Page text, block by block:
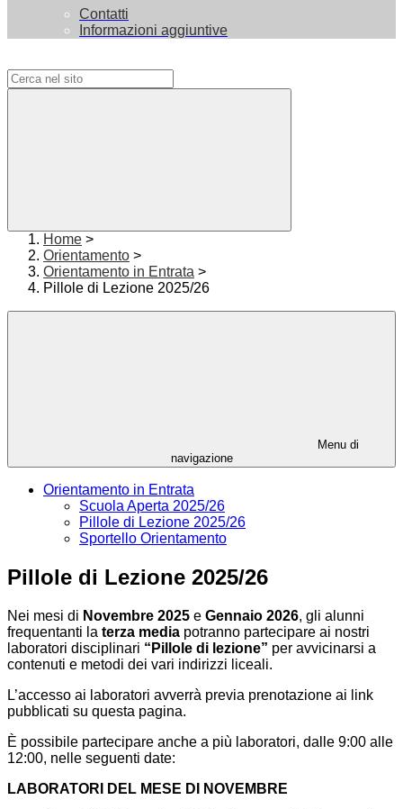
Contatti
Informazioni aggiuntive
Home >
Orientamento >
Orientamento in Entrata >
Pillole di Lezione 2025/26
Menu di
navigazione
Orientamento in Entrata
Scuola Aperta 2025/26
Pillole di Lezione 2025/26
Sportello Orientamento
Pillole di Lezione 2025/26
Nei mesi di Novembre 2025 e Gennaio 2026, gli alunni
frequentanti la terza media potranno partecipare ai nostri
laboratori disciplinari “Pillole di lezione” per avvicinarsi a
contenuti e metodi dei vari indirizzi liceali.
L’accesso ai laboratori avverrà previa prenotazione ai link
pubblicati su questa pagina.
È possibile partecipare anche a più laboratori, dalle 9:00 alle
12:00, nelle seguenti date:
LABORATORI DEL MESE DI NOVEMBRE